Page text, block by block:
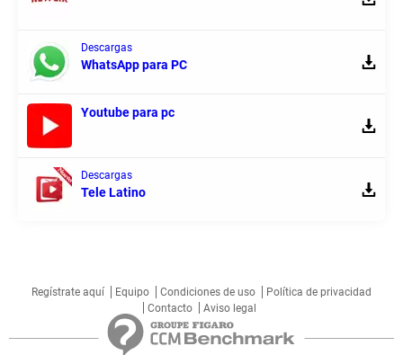
Descargas
WhatsApp para PC
Youtube para pc
Descargas
Tele Latino
Regístrate aquí Equipo Condiciones de uso
Política de privacidad
Contacto
Aviso legal